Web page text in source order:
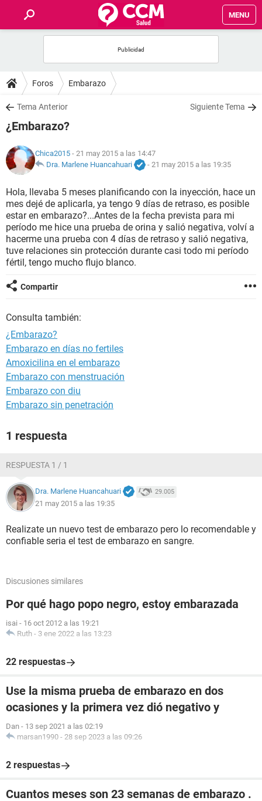
MENU
FOROS
SALUD
FAMILIA
NUTRICIÓN
BIENESTAR
SEXUALIDAD
GLOSARIO
Foros Embarazo
Tema Anterior Siguiente Tema
¿Embarazo?
Chica2015 - 21 may 2015 a las 14:47
Dra. Marlene Huancahuari
- 21 may 2015 a las 19:35
Hola, llevaba 5 meses planificando con la inyección, hace un
mes dejé de aplicarla, ya tengo 9 días de retraso, es posible
estar en embarazo?...Antes de la fecha prevista para mi
período me hice una prueba de orina y salió negativa, volví a
hacerme una prueba con 4 días de retraso y salió negativa,
tuve relaciones sin protección durante casi todo mi período
fértil, tengo mucho flujo blanco.
Compartir
Consulta también:
¿Embarazo?
Embarazo en días no fertiles
Amoxicilina en el embarazo
Embarazo con menstruación
Embarazo con diu
Embarazo sin penetración
1 respuesta
RESPUESTA 1 / 1
Dra. Marlene Huancahuari 29.005
21 may 2015 a las 19:35
Realizate un nuevo test de embarazo pero lo recomendable y
confiable seria el test de embarazo en sangre.
Discusiones similares
Por qué hago popo negro, estoy embarazada
isai - 16 oct 2012 a las 19:21
Ruth - 3 ene 2022 a las 13:23
22 respuestas
Use la misma prueba de embarazo en dos
ocasiones y la primera vez dió negativo y
Dan - 13 sep 2021 a las 02:19
marsan1990 - 28 sep 2023 a las 09:26
2 respuestas
Cuantos meses son 23 semanas de embarazo .